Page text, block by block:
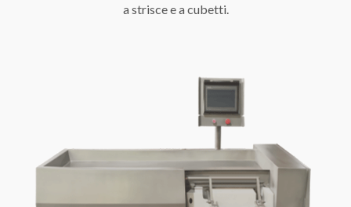
a strisce e a cubetti.